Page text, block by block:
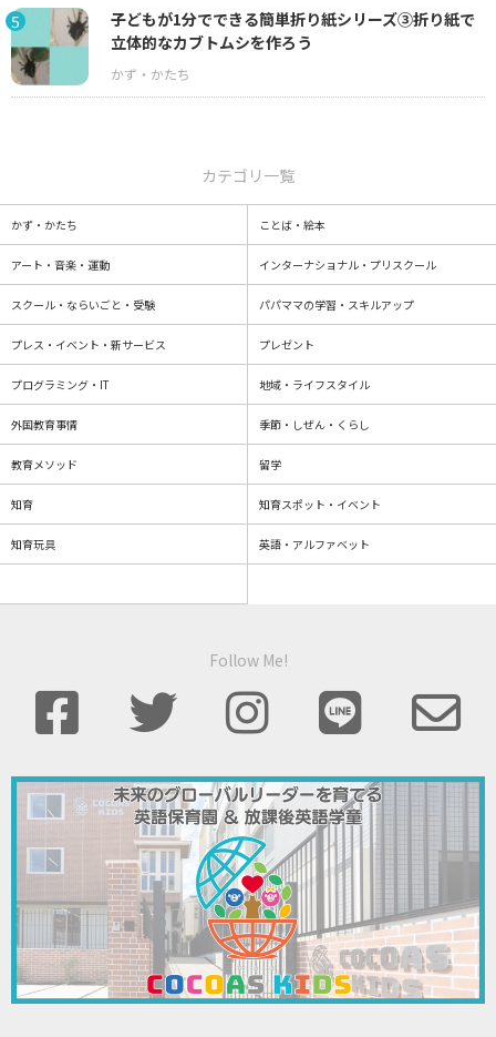
5
子どもが1分でできる簡単折り紙シリーズ③折り紙で
立体的なカブトムシを作ろう
カテゴリ一覧
かず・かたち ことば・絵本
アート・音楽・運動 インターナショナル・プリスクール
スクール・ならいごと・受験 パパママの学習・スキルアップ
プレス・イベント・新サービス プレゼント
プログラミング・IT 地域・ライフスタイル
外国教育事情 季節・しぜん・くらし
教育メソッド 留学
知育 知育スポット・イベント
知育玩具 英語・アルファベット
Follow Me!